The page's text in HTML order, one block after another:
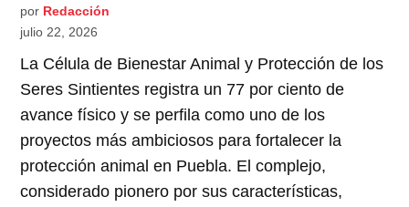
por Redacción
julio 22, 2026
La Célula de Bienestar Animal y Protección de los
Seres Sintientes registra un 77 por ciento de
avance físico y se perfila como uno de los
proyectos más ambiciosos para fortalecer la
protección animal en Puebla. El complejo,
considerado pionero por sus características,